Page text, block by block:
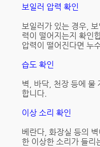
보일러 압력 확인
보일러가 있는 경우,
력이 떨어지는지 확인
압력이 떨어진다면 누
습도 확인
벽, 바닥, 천장 등에 물
합니다.
이상 소리 확인
베란다, 화장실 등의
한 이상한 소리가 들리